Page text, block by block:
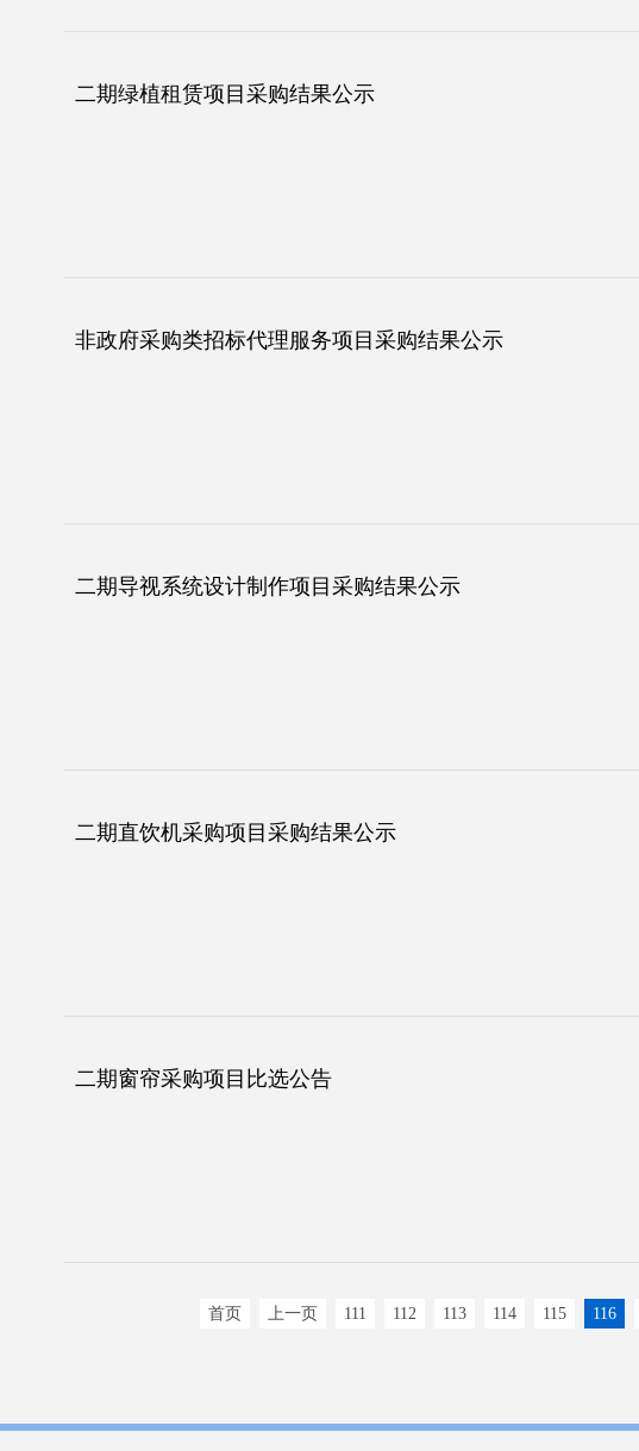
二期绿植租赁项目采购结果公示
非政府采购类招标代理服务项目采购结果公示
二期导视系统设计制作项目采购结果公示
二期直饮机采购项目采购结果公示
二期窗帘采购项目比选公告
首页 上一页 111 112 113 114 115 116